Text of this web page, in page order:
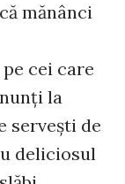
mănânci
cei care
la
serveşti de
deliciosul